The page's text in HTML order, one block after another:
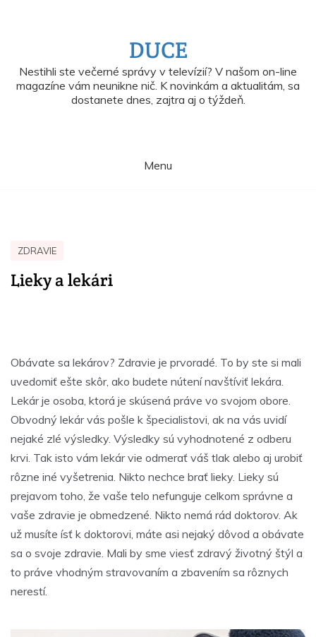
DUCE
Nestihli ste večerné správy v televízií? V našom on-line
magazíne vám neunikne nič. K novinkám a aktualitám, sa
dostanete dnes, zajtra aj o týždeň.
Menu
ZDRAVIE
Lieky a lekári
Obávate sa lekárov? Zdravie je prvoradé. To by ste si mali
uvedomiť ešte skôr, ako budete nútení navštíviť lekára.
Lekár je osoba, ktorá je skúsená práve vo svojom obore.
Obvodný lekár vás pošle k špecialistovi, ak na vás uvidí
nejaké zlé výsledky. Výsledky sú vyhodnotené z odberu
krvi. Tak isto vám lekár vie odmerať váš tlak alebo aj urobiť
rôzne iné vyšetrenia. Nikto nechce brať lieky. Lieky sú
prejavom toho, že vaše telo nefunguje celkom správne a
vaše zdravie je obmedzené. Nikto nemá rád doktorov. Ak
už musíte ísť k doktorovi, máte asi nejaký dôvod a obávate
sa o svoje zdravie. Mali by sme viesť zdravý životný štýl a
to práve vhodným stravovaním a zbavením sa rôznych
nerestí.